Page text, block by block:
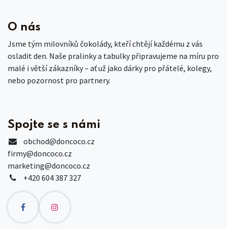
O nás
Jsme tým milovníků čokolády, kteří chtějí každému z vás
osladit den. Naše pralinky a tabulky připravujeme na míru pro
malé i větší zákazníky – ať už jako dárky pro přátelé, kolegy,
nebo pozornost pro partnery.
Spojte se s námi
obchod@doncoco.cz
firmy@doncoco.cz
marketing@doncoco.cz
+420 604 387 327